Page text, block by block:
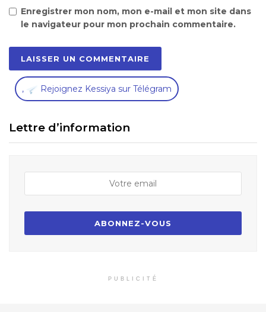
Enregistrer mon nom, mon e-mail et mon site dans
le navigateur pour mon prochain commentaire.
, Rejoignez Kessiya sur Télégram
Lettre d’information
PUBLICITÉ